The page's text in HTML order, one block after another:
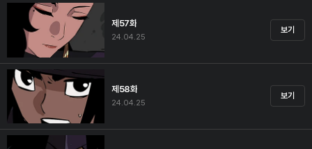
제57화
24.04.25
보기
제58화
24.04.25
보기